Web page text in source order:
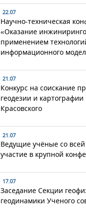
22.07
Научно-техническая
«Оказание
применением
информационного
21.07
Конкурс на соискание
геодезии и
Красовского
21.07
Ведущие учёные со
участие в крупной
17.07
Заседание Секции
геодинамики Ученого